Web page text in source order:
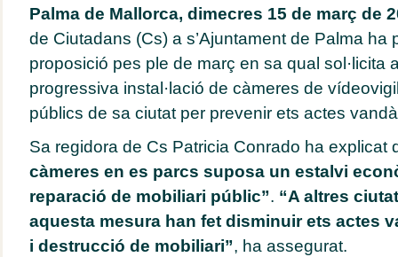
Palma de Mallorca, dimecres 15 de març de
de Ciutadans (Cs) a s’Ajuntament de Palma ha
proposició pes ple de març en sa qual sol·licita
progressiva instal·lació de càmeres de
públics de sa ciutat per prevenir ets actes
Sa regidora de Cs Patricia Conrado ha explicat
càmeres en es parcs suposa un estalvi
reparació de mobiliari públic”. “A altres
aquesta mesura han fet disminuir ets actes
i destrucció de mobiliari”, ha assegurat.